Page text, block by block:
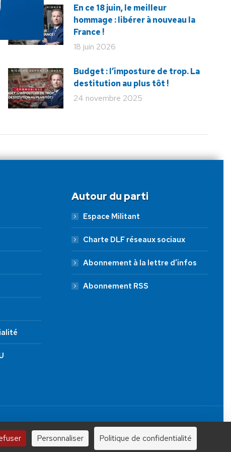
En ce 18 juin, le meilleur
hommage : libérer à nouveau la
France !
18 juin 2026
Budget : l’imposture de trop. La
destitution au plus tôt !
24 novembre 2025
Autour du parti
Espace Militant
Charte DLF réseaux sociaux
Abonnement à la lettre d’infos
Abonnement RSS
Tous droits réservés.
JE FAIS UN DON À DLF
100 € 250 €
Personnaliser Politique de confidentialité